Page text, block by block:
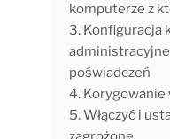
komputerze z
3. Konfiguracja
poświadczeń
4.
5. Włączyć i